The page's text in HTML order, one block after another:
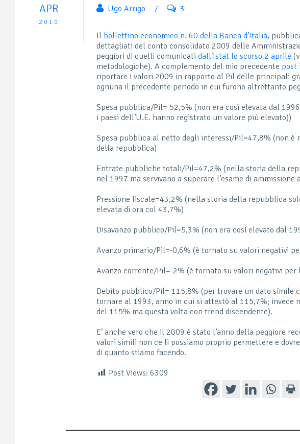
APR
2010
Ugo Arrigo
/ 3
Il bollettino economico n. 60 della Banca d’Italia,
dettagliati del conto consolidato 2009 delle
peggiori di quelli comunicatidall’Istat lo scorso 2 aprile
metodologiche). A complemento del mio precedente post
riportare i valori 2009 in rapporto al Pil delle principali
ognuna il precedente periodo in cui furono altrettanto
Spesa pubblica/Pil= 52,5% (non era così elevata dal
i paesi dell’U.E. hanno registrato un valore più elevato))
Spesa pubblica al netto degli interessi/Pil=47,8% (non è
della repubblica)
Entrate pubbliche totali/Pil=47,2% (nella storia della
nel 1997 ma servivano a superare l’esame di ammissione
Pressione fiscale=43,2% (nella storia della repubblica
elevata di ora col 43,7%)
Disavanzo pubblico/Pil=5,3% (non era così elevato dal
Avanzo primario/Pil=-0,6% (è tornato su valori negativi
Avanzo corrente/Pil=-2% (è tornato su valori negativi
Debito pubblico/Pil= 115,8% (per trovare un dato simile
tornare al 1993, anno in cui si attestò al 115,7%; invece
del 115% ma questa volta con trend discendente).
E’ anche vero che il 2009 è stato l’anno della peggiore
valori simili non ce li possiamo proprio permettere e
di quanto stiamo facendo.
Post Views: 6309